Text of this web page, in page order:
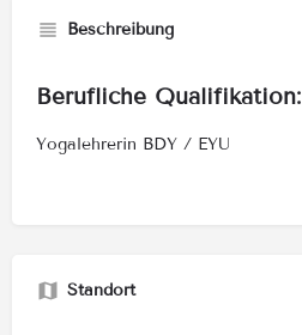
Beschreibung
Berufliche Qualifikation:
Yogalehrerin BDY / EYU
Standort